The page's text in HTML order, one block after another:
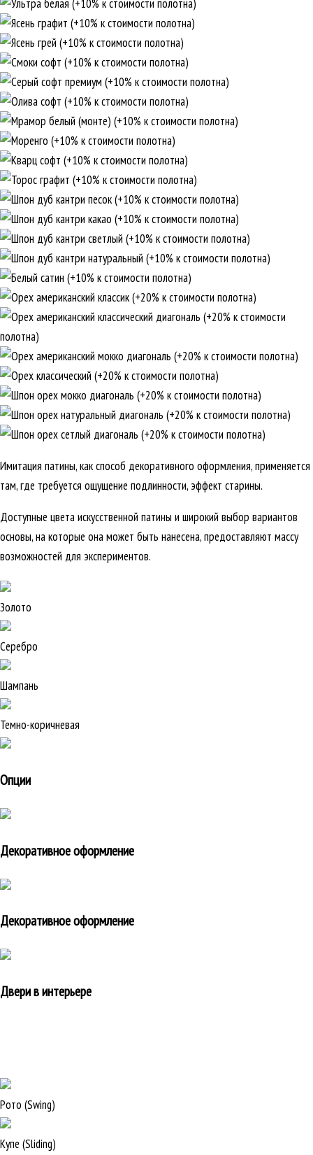
Имитация патины, как способ декоративного оформления, применяется
там, где требуется ощущение подлинности, эффект старины.
Доступные цвета искусственной патины и широкий выбор вариантов
основы, на которые она может быть нанесена, предоставляют массу
возможностей для экспериментов.
Золото
Серебро
Шампань
Темно-коричневая
Опции
Декоративное оформление
Декоративное оформление
Двери в интерьере
Рото (Swing)
Купе (Sliding)